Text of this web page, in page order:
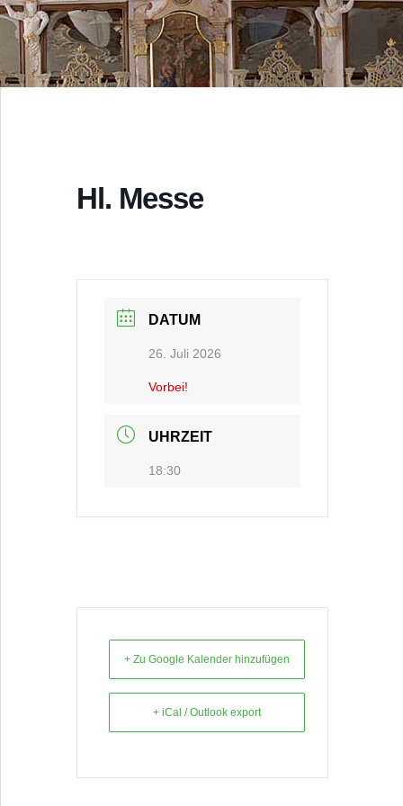
Hl. Messe
DATUM
26. Juli 2026
Vorbei!
UHRZEIT
18:30
+ Zu Google Kalender hinzufügen
+ iCal / Outlook export